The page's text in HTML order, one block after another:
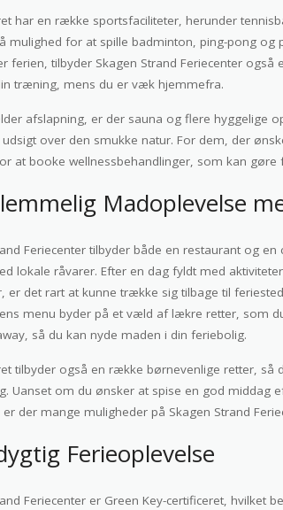
har en række sportsfaciliteter, herunder
mulighed for at spille badminton, ping-pong og
ferien, tilbyder Skagen Strand Feriecenter
træning, mens du er væk hjemmefra.
afslapning, er der sauna og flere hyggelige
over den smukke natur. For dem, der
at booke wellnessbehandlinger, som kan
Madoplevelse
Feriecenter tilbyder både en restaurant og
lokale råvarer. Efter en dag fyldt med
er det rart at kunne trække sig tilbage til
menu byder på et væld af lækre retter, som
så du kan nyde maden i din feriebolig.
tilbyder også en række børnevenlige retter,
Uanset om du ønsker at spise en god middag
der mange muligheder på Skagen Strand
Ferieoplevelse
Feriecenter er Green Key-certificeret, hvilket